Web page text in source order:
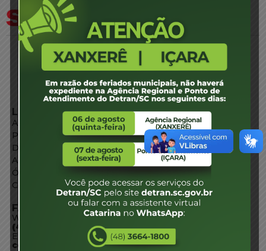
LINKS EXTERNOS
Agência de Notícias
Portal de Serviços
Diário Oficial
Acesso à Informação
Órgãos do Governo
Conheça SC
FALE CONOSCO
WhatsApp:
(48) 3664-1800
E-mail:
centraldeinformacoes@detran.sc.gov.br